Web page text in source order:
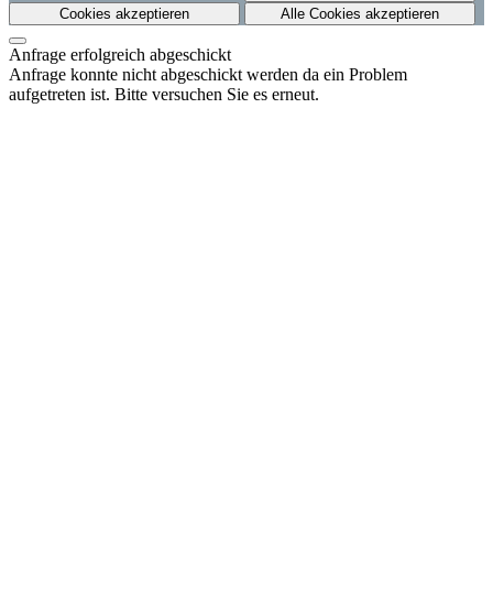
Cookies akzeptieren
Alle Cookies akzeptieren
Anfrage erfolgreich abgeschickt
Anfrage konnte nicht abgeschickt werden da ein Problem
aufgetreten ist. Bitte versuchen Sie es erneut.